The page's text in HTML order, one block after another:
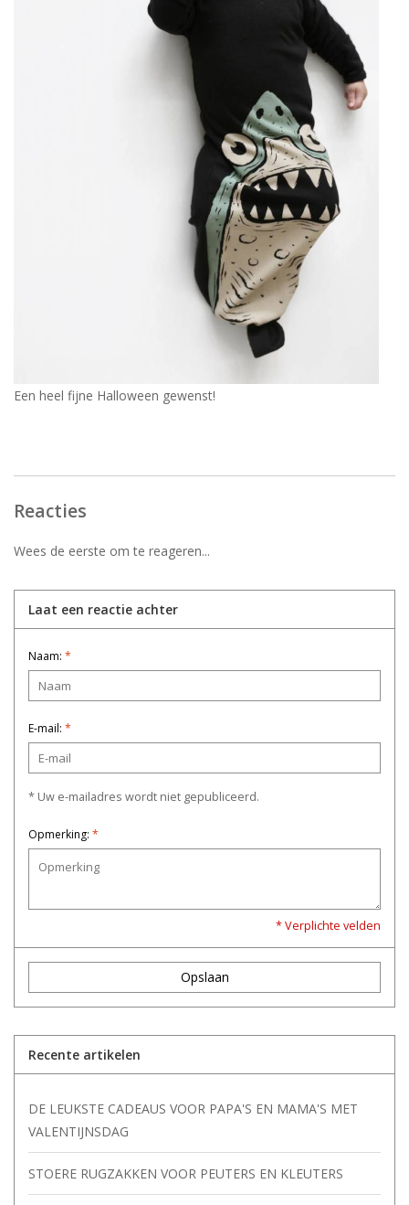
Een heel fijne Halloween gewenst!
Reacties
Wees de eerste om te reageren...
Laat een reactie achter
Naam: *
E-mail: *
* Uw e-mailadres wordt niet gepubliceerd.
Opmerking: *
* Verplichte velden
Opslaan
Recente artikelen
DE LEUKSTE CADEAUS VOOR PAPA'S EN MAMA'S MET
VALENTIJNSDAG
STOERE RUGZAKKEN VOOR PEUTERS EN KLEUTERS